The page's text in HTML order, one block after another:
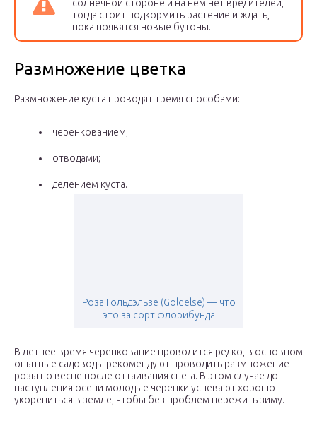
солнечной стороне и на нем нет вредителей,
тогда стоит подкормить растение и ждать,
пока появятся новые бутоны.
Размножение цветка
Размножение куста проводят тремя способами:
черенкованием;
отводами;
делением куста.
Роза Гольдэльзе (Goldelse) — что
это за сорт флорибунда
В летнее время черенкование проводится редко, в основном
опытные садоводы рекомендуют проводить размножение
розы по весне после оттаивания снега. В этом случае до
наступления осени молодые черенки успевают хорошо
укорениться в земле, чтобы без проблем пережить зиму.